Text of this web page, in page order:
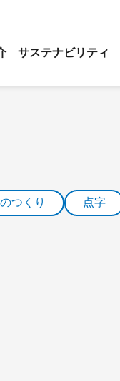
サステナビリティ
つくり 点字